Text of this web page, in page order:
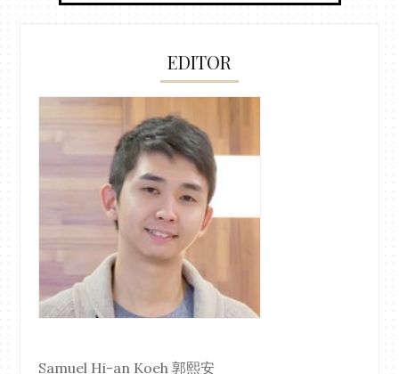
EDITOR
Samuel Hi-an Koeh 郭熙安